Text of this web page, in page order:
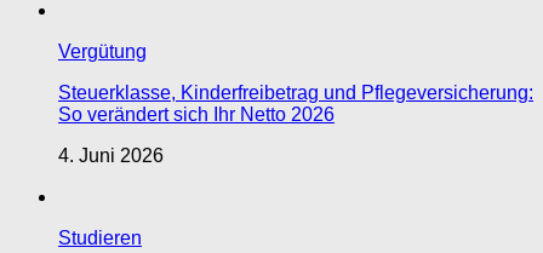
Vergütung
Steuerklasse, Kinderfreibetrag und Pflegeversicherung:
So verändert sich Ihr Netto 2026
4. Juni 2026
Studieren